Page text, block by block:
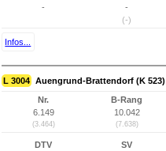
-
-
(-)
Infos...
L 3004 Auengrund-Brattendorf (K
Nr.
6.149
(3.464)
B-Rang
10.042
(7.638)
DTV
SV